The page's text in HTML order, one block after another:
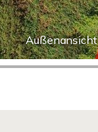
Außenansicht